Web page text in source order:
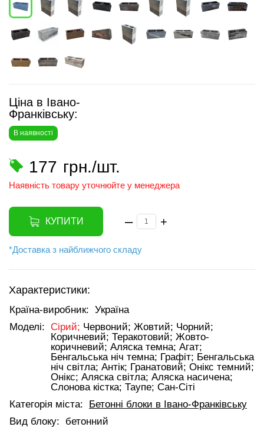
Ціна в Івано-
Франківську:
В наявності
177 грн./шт.
Наявність товару уточнюйте у менеджера
КУПИТИ – +
*Доставка з найближчого складу
Характеристики:
Країна-виробник: Україна
Моделі: Сірий; Червоний; Жовтий; Чорний;
Коричневий; Теракотовий; Жовто-
коричневий; Аляска темна; Агат;
Бенгальська ніч темна; Графіт; Бенгальська
ніч світла; Антік; Гранатовий; Онікс темний;
Онікс; Аляска світла; Аляска насичена;
Слонова кістка; Таупе; Сан-Сіті
Категорія міста:
Бетонні блоки в Івано-Франківську
Вид блоку:
бетонний